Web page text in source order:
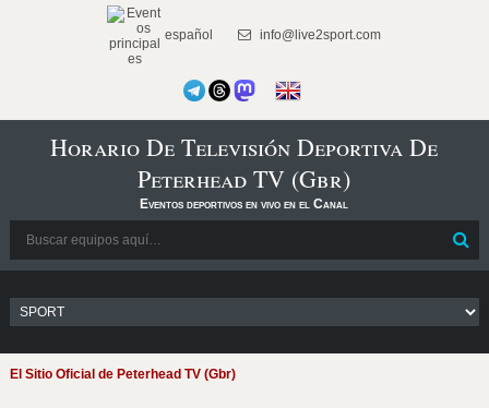
español info@live2sport.com
Horario De Televisión Deportiva De
Peterhead TV (Gbr)
Eventos deportivos en vivo en el Canal
El Sitio Oficial de Peterhead TV (Gbr)